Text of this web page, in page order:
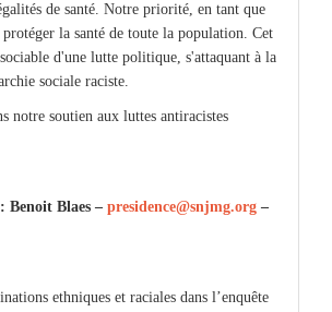
de santé. Notre priorité, en tant que
protéger la santé de toute la population. Cet
d'une lutte politique, s'attaquant à la
sociale raciste.
notre soutien aux luttes antiracistes
Benoit Blaes – presidence@snjmg.org –
ethniques et raciales dans l’enquête